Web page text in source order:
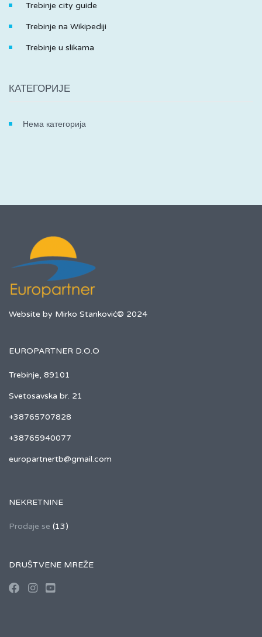
Trebinje city guide
Trebinje na Wikipediji
Trebinje u slikama
КАТЕГОРИЈЕ
Нема категорија
Website by Mirko Stanković© 2024
EUROPARTNER D.O.O
Trebinje, 89101
Svetosavska br. 21
+38765707828
+38765940077
europartnertb@gmail.com
NEKRETNINE
Prodaje se (13)
DRUŠTVENE MREŽE